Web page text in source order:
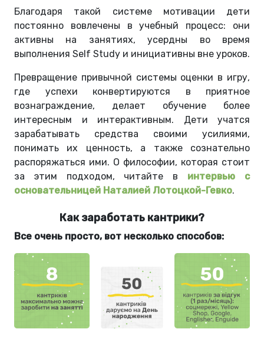
Благодаря такой системе мотивации дети
постоянно вовлечены в учебный процесс: они
активны на занятиях, усердны во время
выполнения Self Study и инициативны вне уроков.
Превращение привычной системы оценки в игру,
где успехи конвертируются в приятное
вознаграждение, делает обучение более
интересным и интерактивным. Дети учатся
зарабатывать средства своими усилиями,
понимать их ценность, а также сознательно
распоряжаться ими. О философии, которая стоит
за этим подходом, читайте в интервью с
основательницей Наталией Лотоцкой-Гевко.
Как заработать кантрики?
Все очень просто, вот несколько способов: